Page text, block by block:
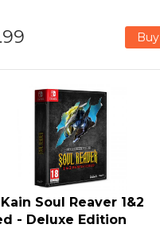
Buy
Soul Reaver 1&2
- Deluxe Edition